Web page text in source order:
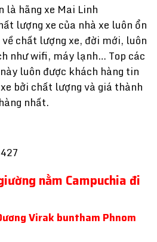
là hãng xe Mai Linh
lượng xe của nhà xe luôn ổn
chất lượng xe, đời mới, luôn
như wifi, máy lạnh… Top các
này luôn được khách hàng tin
bởi chất lượng và giá thành
nhất.
nằm Campuchia đi
Virak buntham Phnom